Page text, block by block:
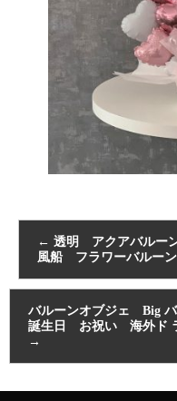
← 透明 アクアバルー
風船 フラワーバルー
バルーンオブジェ Big
誕生日 お祝い 海外ド
→